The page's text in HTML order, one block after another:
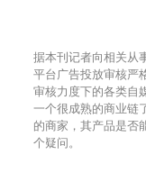
据本刊记者向相关从
平台广告投放审核严
审核力度下的各类自
一个很成熟的商业链
的商家，其产品是否
个疑问。